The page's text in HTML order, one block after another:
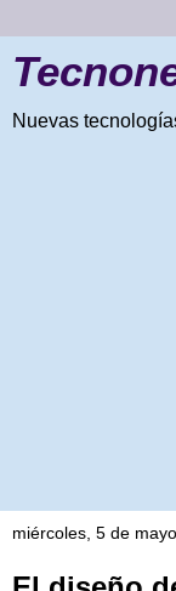
Nuevas
miércoles, 5 de